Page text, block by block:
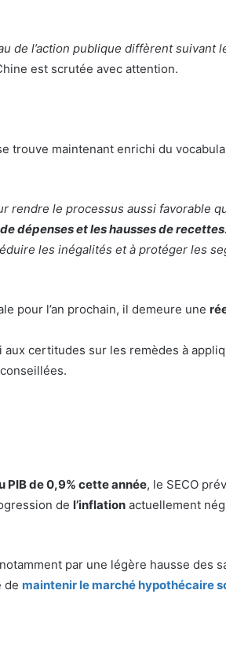
de l’action publique diffèrent suivant
est scrutée avec attention.
trouve maintenant enrichi du
rendre le processus aussi favorable
dépenses et les hausses de recettes
les inégalités et à protéger les
pour l’an prochain, il demeure une
aux certitudes sur les remèdes à
PIB de 0,9% cette année, le SECO
de l’inflation actuellement
par une légère hausse des
de maintenir le marché hypothécaire